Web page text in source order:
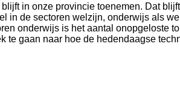
in onze provincie toenemen. Dat
in de sectoren welzijn, onderwijs als
onderwijs is het aantal
te gaan naar hoe de hedendaagse